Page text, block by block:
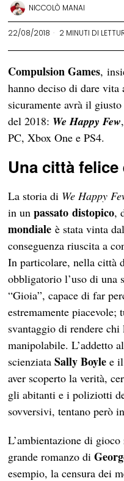
NICCOLÒ MANAI
22/08/2018 2 MINUTI DI
Compulsion Games,
hanno deciso di dare
sicuramente avrà il
del 2018: We Happy Few
PC, Xbox One e PS4.
Una città felice
La storia di We Happy
in unpassato distopico,
mondiale è stata vinta
conseguenza riuscita a
In particolare, nella città
obbligatorio l’uso di una
“Gioia”, capace di far
estremamente
svantaggio di rendere chi
manipolabile. L’addetto
scienziataSally Boyle e
aver scoperto la verità,
gli abitanti e i poliziotti
sovversivi, tentano però
L’ambientazione di
grande romanzo di
esempio, la censura dei